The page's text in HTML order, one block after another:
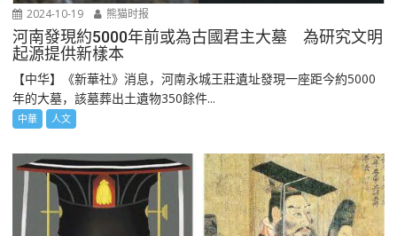
2024-10-19 熊猫时报
河南發現約5000年前或為古國君主大墓 為研究文明
起源提供新樣本
【中华】《新華社》消息，河南永城王莊遺址發現一座距今約5000
年的大墓，該墓葬出土遺物350餘件...
中華 人文